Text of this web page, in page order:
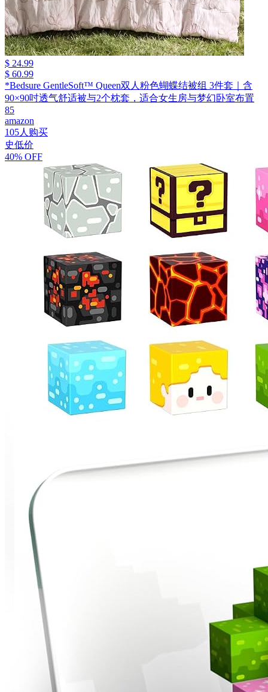
$ 24.99
$ 60.99
*Bedsure GentleSoft™ Queen双人粉色蝴蝶结被组 3件套｜含
90×90吋透气舒适被与2个枕套，适合女生房与梦幻卧室布置
85
amazon
105人购买
史低价
40% OFF